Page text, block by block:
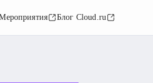
Блог Cloud.ru